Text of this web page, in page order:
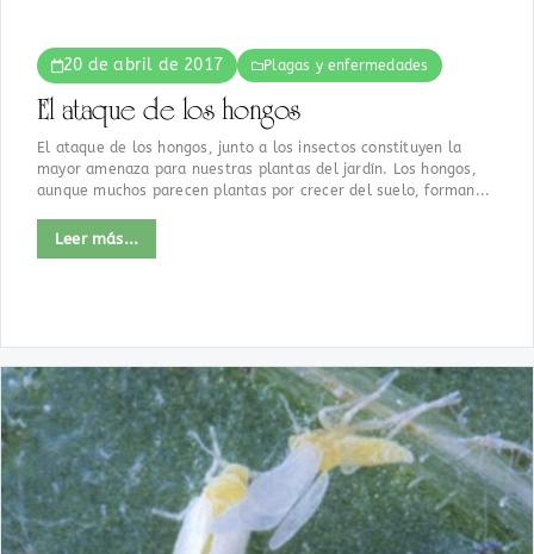
20 de abril de 2017 Plagas y enfermedades
El ataque de los hongos
El ataque de los hongos, junto a los insectos constituyen la
mayor amenaza para nuestras plantas del jardín. Los hongos,
aunque muchos parecen plantas por crecer del suelo, forman...
Leer más...